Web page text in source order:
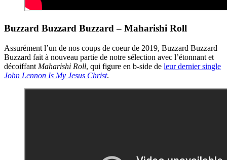
Buzzard Buzzard Buzzard – Maharishi Roll
Assurément l’un de nos coups de coeur de 2019, Buzzard Buzzard
Buzzard fait à nouveau partie de notre sélection avec l’étonnant et
décoiffant Maharishi Roll, qui figure en b-side de leur dernier single
John Lennon Is My Jesus Christ.